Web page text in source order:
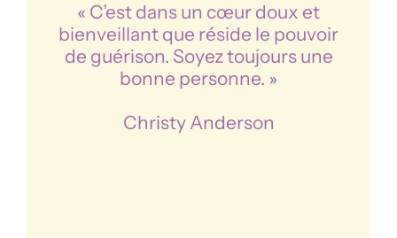
« C’est dans un cœur doux et
bienveillant que réside le pouvoir
de guérison. Soyez toujours une
bonne personne. »
Christy Anderson